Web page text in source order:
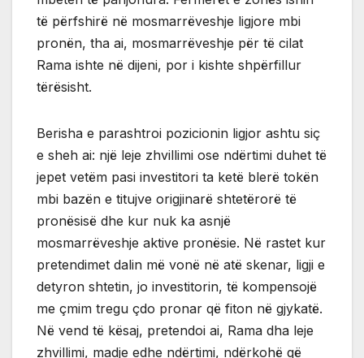
të përfshirë në mosmarrëveshje ligjore mbi
pronën, tha ai, mosmarrëveshje për të cilat
Rama ishte në dijeni, por i kishte shpërfillur
tërësisht.
Berisha e parashtroi pozicionin ligjor ashtu siç
e sheh ai: një leje zhvillimi ose ndërtimi duhet të
jepet vetëm pasi investitori ta ketë blerë tokën
mbi bazën e titujve origjinarë shtetërorë të
pronësisë dhe kur nuk ka asnjë
mosmarrëveshje aktive pronësie. Në rastet kur
pretendimet dalin më vonë në atë skenar, ligji e
detyron shtetin, jo investitorin, të kompensojë
me çmim tregu çdo pronar që fiton në gjykatë.
Në vend të kësaj, pretendoi ai, Rama dha leje
zhvillimi, madje edhe ndërtimi, ndërkohë që